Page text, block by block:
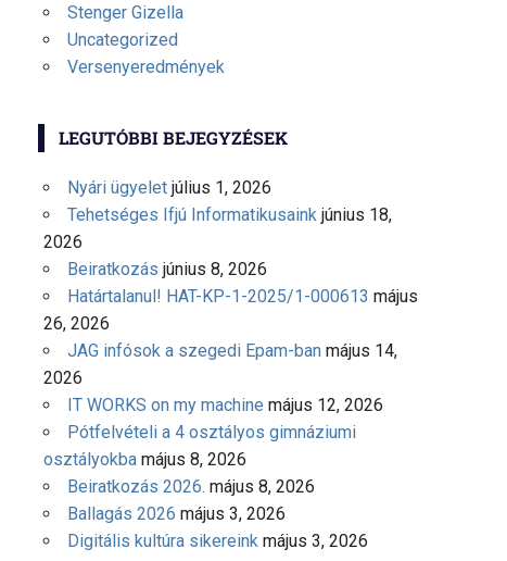
Stenger Gizella
Uncategorized
Versenyeredmények
LEGUTÓBBI BEJEGYZÉSEK
Nyári ügyelet július 1, 2026
Tehetséges Ifjú Informatikusaink június 18,
2026
Beiratkozás június 8, 2026
Határtalanul! HAT-KP-1-2025/1-000613 május
26, 2026
JAG infósok a szegedi Epam-ban május 14,
2026
IT WORKS on my machine május 12, 2026
Pótfelvételi a 4 osztályos gimnáziumi
osztályokba május 8, 2026
Beiratkozás 2026. május 8, 2026
Ballagás 2026 május 3, 2026
Digitális kultúra sikereink május 3, 2026